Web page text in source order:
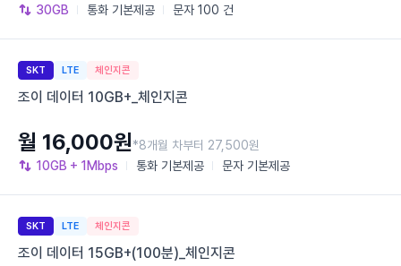
30GB 통화 기본제공 문자 100 건
SKT LTE 체인지콘
조이 데이터 10GB+_체인지콘
10GB + 1Mbps 통화 기본제공 문자 기본제공
월 16,000원*8개월 차부터 27,500원
SKT LTE 체인지콘
조이 데이터 15GB+(100분)_체인지콘